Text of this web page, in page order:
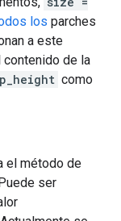
los parches
a este
contenido de la
como
el método de
ser